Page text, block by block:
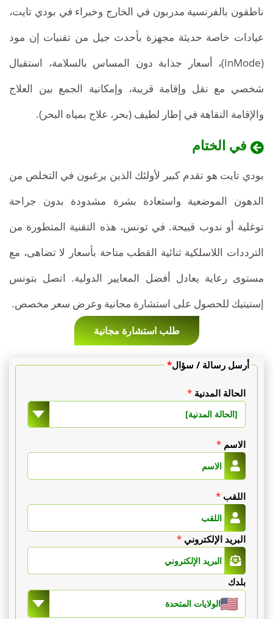
سعر
بودي
تايت
تونس؟
تايت
في
تونس
تنافسية
جداً،
أوروبا:
منطقة
صغيرة
(الذقن،
الركبتان،
الذراعان)
1200
ناطقون بالفرنسية مدربون في الخارج وخبراء في بودي تايت،
عيادات خاصة حديثة مجهزة بأحدث جيل من تقنيات إن مود
(InMode)، أسعار جذابة دون المساس بالسلامة، استقبال
شخصي مع نقل وإقامة قريبة، وإمكانية الجمع بين العلاج
والإقامة النقاهة في إطار لطيف (بحر، علاج بمياه البحر).
في الختام
بودي تايت هو تقدم كبير لأولئك الذين يرغبون في التخلص من
الدهون الموضعية واستعادة بشرة مشدودة بدون جراحة
توغلية أو ندوب قبيحة. في تونس، هذه التقنية المتطورة من
الترددات اللاسلكية ثنائية القطب متاحة بأسعار لا تضاهى، مع
مستوى رعاية يعادل أفضل المعايير الدولية. اتصل بتونس
إستيتيك للحصول على استشارة مجانية وعرض سعر مخصص.
طلب استشارة مجانية
أرسل رسالة / سؤال*
الحالة المدنية*
[الحالة المدنية]
الاسم*
اللقب*
البريد الإلكتروني*
بلدك
الولايات المتحدة